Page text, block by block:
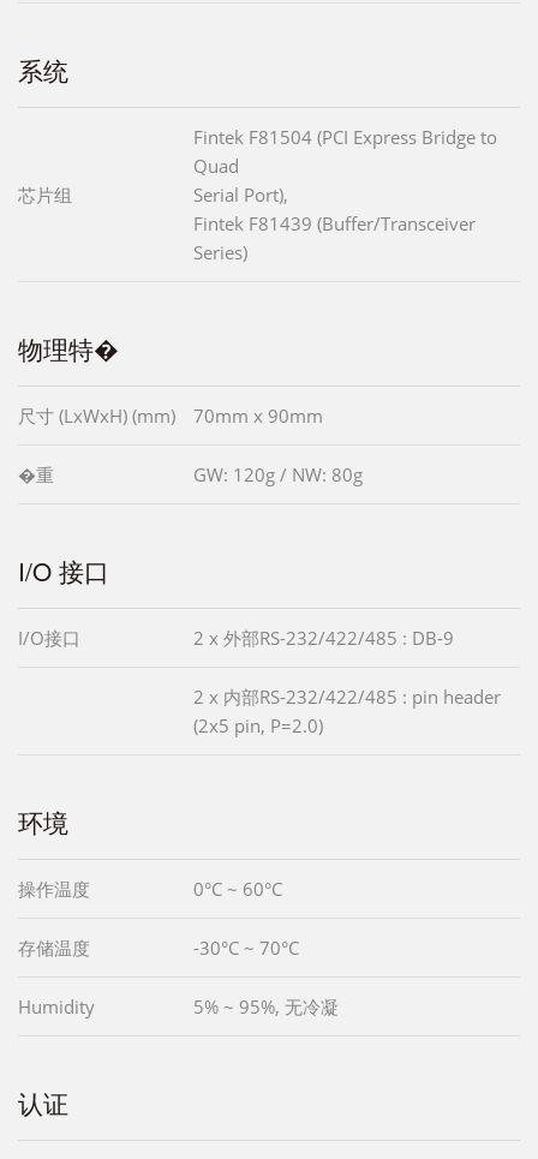
系统
芯片组
Fintek F81504 (PCI Express Bridge to
Quad
Serial Port),
Fintek F81439 (Buffer/Transceiver
Series)
物理特�
尺寸 (LxWxH) (mm) 70mm x 90mm
�重 GW: 120g / NW: 80g
I/O 接口
I/O接口 2 x 外部RS-232/422/485 : DB-9
2 x 内部RS-232/422/485 : pin header
(2x5 pin, P=2.0)
环境
操作温度 0°C ~ 60°C
存储温度 -30°C ~ 70°C
Humidity 5% ~ 95%, 无冷凝
认证